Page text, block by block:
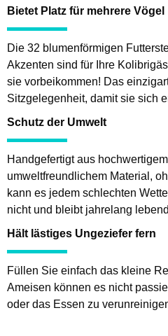
Bietet Platz für mehrere Vögel
Die 32 blumenförmigen
Akzenten sind für Ihre
sie vorbeikommen! Das
Sitzgelegenheit, damit sie sich
Schutz der Umwelt
Handgefertigt aus
umweltfreundlichem Material,
kann es jedem schlechten
nicht und bleibt jahrelang
Hält lästiges Ungeziefer fern
Füllen Sie einfach das kleine
Ameisen können es nicht
oder das Essen zu